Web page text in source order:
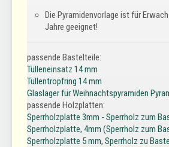
Die Pyramidenvorlage ist für
Jahre geeignet!
passende Bastelteile:
Tülleneinsatz 14 mm
Tüllentropfring 14 mm
Glaslager für Weihnachtspyramiden
passende Holzplatten:
Sperrholzplatte 3mm - Sperrholz zum
Sperrholzplatte, 4mm (Sperrholz zum
Sperrholzplatte 5 mm, Sperrholz zu